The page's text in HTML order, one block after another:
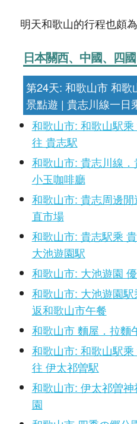
明天和歌山的行程也頗
日本關西、中國、四
第24天: 和歌山市 和
景點遊 | 貴志川線一日
和歌山市: 和歌山駅
往 貴志駅
和歌山市: 貴志川線．
小玉咖啡廳
和歌山市: 貴志周邊
直市場
和歌山市: 貴志駅乘
大池遊園駅
和歌山市: 大池遊園
和歌山市: 大池遊園
返和歌山市午餐
和歌山市 麵屋．拉麵
和歌山市: 和歌山駅
往 伊太祁曽駅
和歌山市: 伊太祁曽
園